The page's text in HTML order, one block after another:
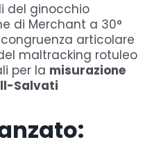
del ginocchio
di Merchant a 30°
articolare
maltracking rotuleo
per la misurazione
Salvati